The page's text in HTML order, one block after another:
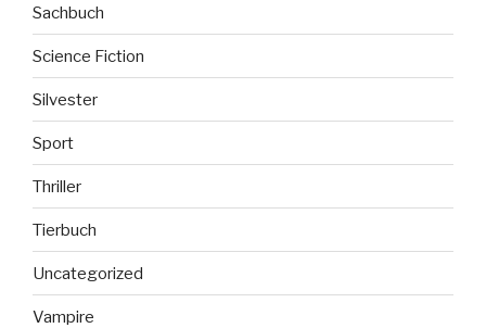
Sachbuch
Science Fiction
Silvester
Sport
Thriller
Tierbuch
Uncategorized
Vampire